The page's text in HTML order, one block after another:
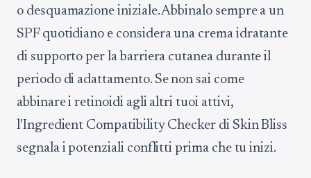
o desquamazione iniziale. Abbinalo sempre a un
SPF quotidiano e considera una crema idratante
di supporto per la barriera cutanea durante il
periodo di adattamento. Se non sai come
abbinare i retinoidi agli altri tuoi attivi,
l'Ingredient Compatibility Checker di Skin Bliss
segnala i potenziali conflitti prima che tu inizi.